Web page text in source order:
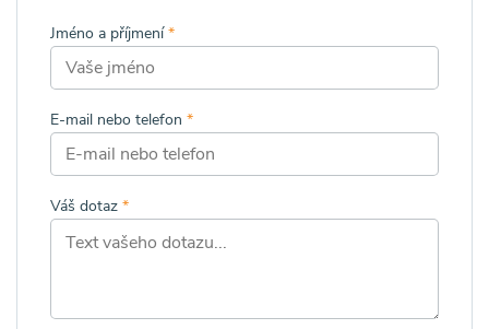
Jméno a příjmení*
E-mail nebo telefon *
Váš dotaz *